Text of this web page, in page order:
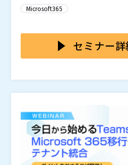
ます。 このツールは、ローコー
かりやすいUI/UXにより専門的
人材でも個人業務やルーチン作
やサービスと連携できて、どの
るのか把握しておくことが重要
本セミナーでは、Power
ともに、初期導入からトレーニ
内製化を包括的にサポートする
※当日いただいたご質問は後日
株式会社テンダ（
株式会社オープンソース活用研
会社（） ※共催、協賛、協力、
加、削除される可能性がありま
Microsoft365
セミナー